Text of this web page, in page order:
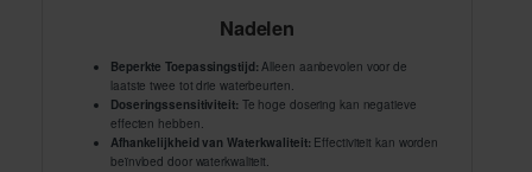
Nadelen
Beperkte Toepassingstijd: Alleen aanbevolen voor de
laatste twee tot drie waterbeurten.
Doseringssensitiviteit: Te hoge dosering kan negatieve
effecten hebben.
Afhankelijkheid van Waterkwaliteit: Effectiviteit kan worden
beïnvloed door waterkwaliteit.